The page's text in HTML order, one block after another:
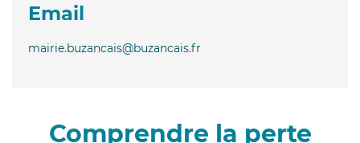
Email
mairie.buzancais@buzancais.fr
Comprendre la perte